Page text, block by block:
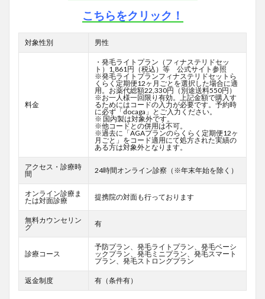
こちらをクリック！
対象性別 男性
料金
・発毛ライトプラン（フィナステリドセッ
ト）1,861円（税込）等 公式サイト参照
※発毛ライトプランフィナステリドセットら
くらく定期便12ヶ月ごとを選択した場合に適
用。お薬代総額22,330円（別途送料550円）
※お一人様一回限り有効。上記金額で購入す
るためにはコードの入力が必要です。予約時
に必ず「docaga」とご入力ください。
※ 国内製は対象外です。
※他コードとの併用は不可。
※過去に「AGAプランのらくらく定期便12ヶ
月ごと」をコード適用にて処方された実績の
ある方は対象外となります。
アクセス・診療時
間
24時間オンライン診察（※年末年始を除く）
オンライン診療ま
たは対面診療
提携院の対面も行っております
無料カウンセリン
グ
有
診療コース
予防プラン、発毛ライトプラン、発毛ベーシ
ックプラン、発毛ミニプラン、発毛スマート
プラン、発毛ストロングプラン
返金制度 有（条件有）